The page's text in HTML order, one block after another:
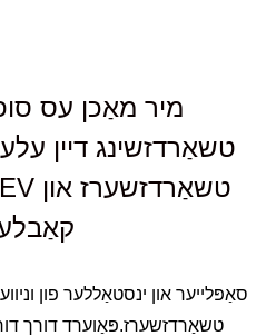
מיר מאַכן עס
טשאַרדזשינג דיין
סאַפּלייער און ינסטאַללער פון
טשאַרדזשערז.פּאַוערד דורך